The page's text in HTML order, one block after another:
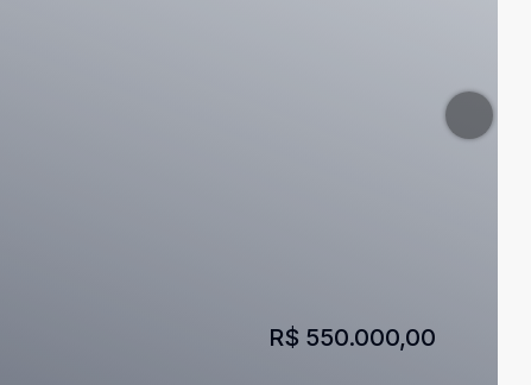
R$ 550.000,00